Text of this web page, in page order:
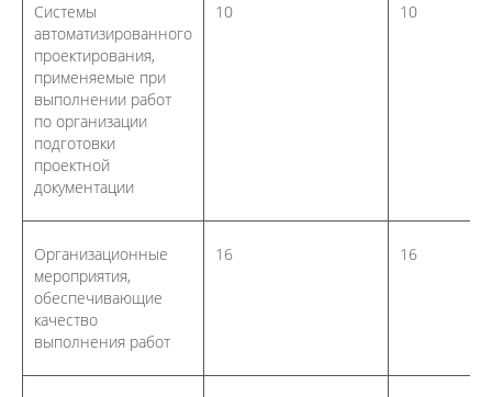
Системы
автоматизированного
проектирования,
применяемые при
выполнении работ
по организации
подготовки
проектной
документации
10 10
Организационные
мероприятия,
обеспечивающие
качество
выполнения работ
16 16